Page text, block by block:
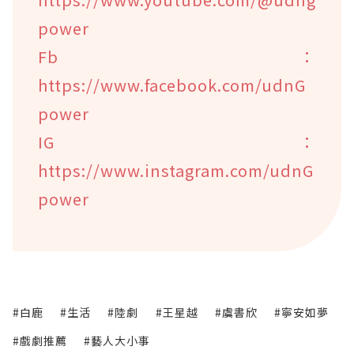
power
Fb：
https://www.facebook.com/udnG
power
IG：
https://www.instagram.com/udnG
power
#白鹿 #生活 #陸劇 #王星越 #虞書欣
#寧安如夢
#戲劇推薦
#藝人大小事